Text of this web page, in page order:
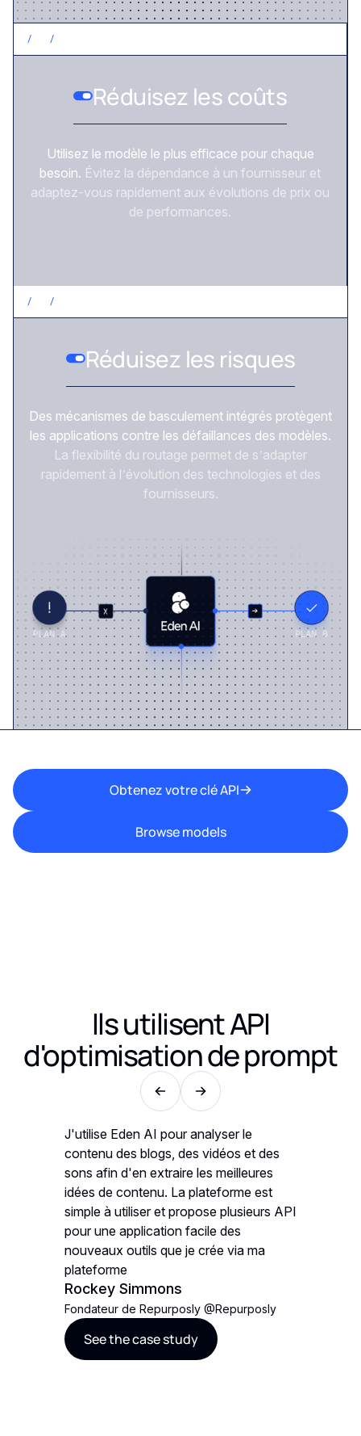
/ /
Réduisez les coûts
Utilisez le modèle le plus efficace pour chaque
besoin. Évitez la dépendance à un fournisseur et
adaptez-vous rapidement aux évolutions de prix ou
de performances.
/ /
Réduisez les risques
Des mécanismes de basculement intégrés protègent
les applications contre les défaillances des modèles.
La flexibilité du routage permet de s’adapter
rapidement à l’évolution des technologies et des
fournisseurs.
Obtenez votre clé API
Browse models
Ils utilisentAPI
d'optimisation de prompt
J'utilise Eden AI pour analyser le
contenu des blogs, des vidéos et des
sons afin d'en extraire les meilleures
idées de contenu. La plateforme est
simple à utiliser et propose plusieurs API
pour une application facile des
nouveaux outils que je crée via ma
plateforme
Rockey Simmons
Fondateur de Repurposly @Repurposly
See the case study